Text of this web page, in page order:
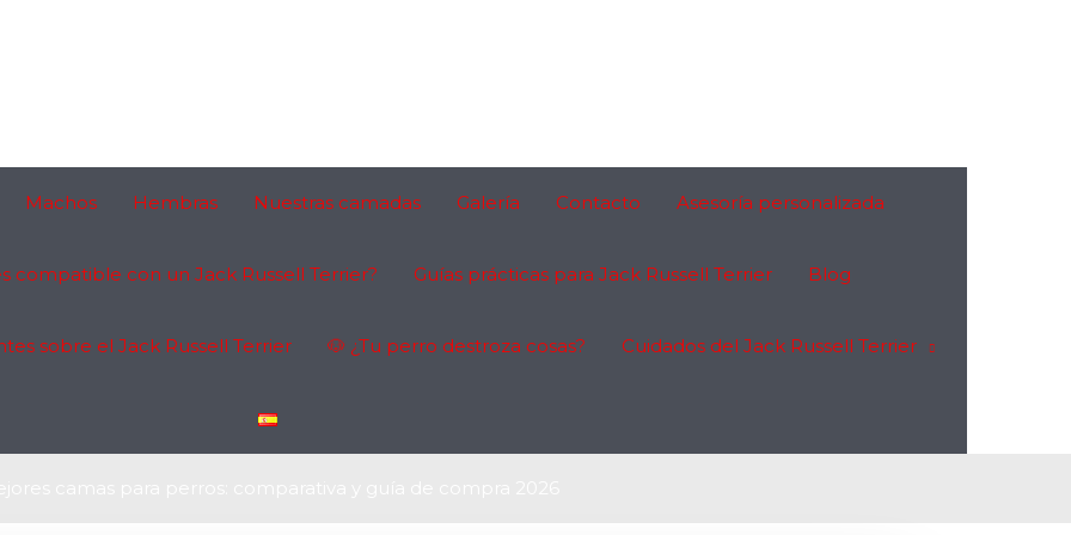
Machos Hembras Nuestras camadas Galería Contacto Asesoría personalizada
compatible con un Jack Russell Terrier? Guías prácticas para Jack Russell Terrier Blog
sobre el Jack Russell Terrier 🐶 ¿Tu perro destroza cosas? Cuidados del Jack Russell Terrier